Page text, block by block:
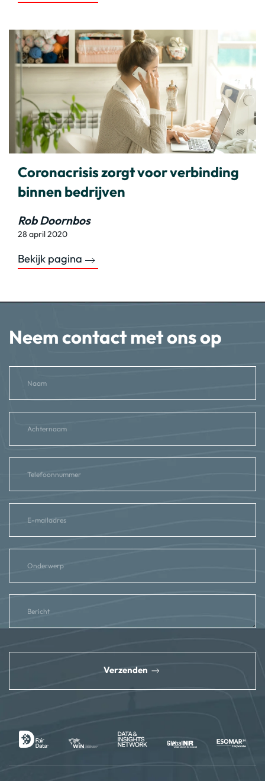
Coronacrisis zorgt voor verbinding
binnen bedrijven
Rob Doornbos
28 april 2020
Bekijk pagina
Neem contact met ons op
Verzenden